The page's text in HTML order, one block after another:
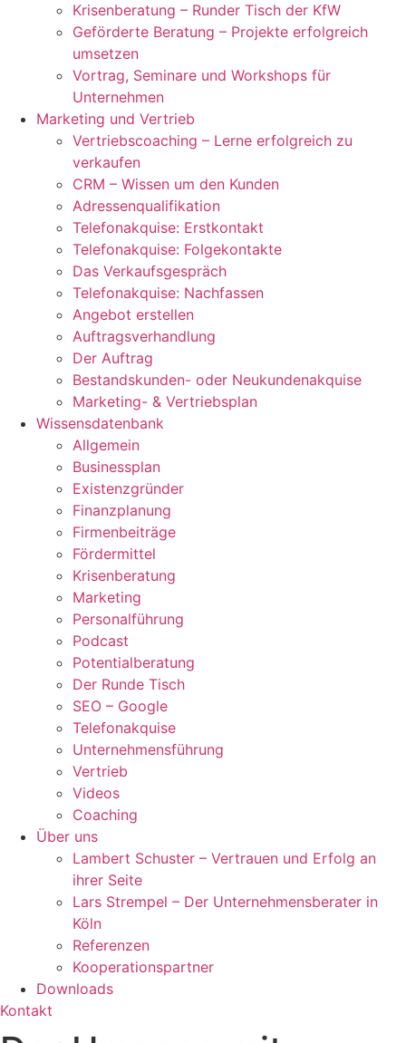
Krisenberatung – Runder Tisch der KfW
Geförderte Beratung – Projekte erfolgreich
umsetzen
Vortrag, Seminare und Workshops für
Unternehmen
Marketing und Vertrieb
Vertriebscoaching – Lerne erfolgreich zu
verkaufen
CRM – Wissen um den Kunden
Adressenqualifikation
Telefonakquise: Erstkontakt
Telefonakquise: Folgekontakte
Das Verkaufsgespräch
Telefonakquise: Nachfassen
Angebot erstellen
Auftragsverhandlung
Der Auftrag
Bestandskunden- oder Neukundenakquise
Marketing- & Vertriebsplan
Wissensdatenbank
Allgemein
Businessplan
Existenzgründer
Finanzplanung
Firmenbeiträge
Fördermittel
Krisenberatung
Marketing
Personalführung
Podcast
Potentialberatung
Der Runde Tisch
SEO – Google
Telefonakquise
Unternehmensführung
Vertrieb
Videos
Coaching
Über uns
Lambert Schuster – Vertrauen und Erfolg an
ihrer Seite
Lars Strempel – Der Unternehmensberater in
Köln
Referenzen
Kooperationspartner
Downloads
Kontakt